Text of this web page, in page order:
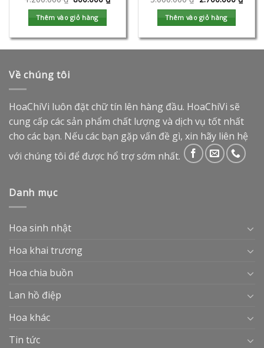
Thêm vào giỏ hàng Thêm vào giỏ hàng
Về chúng tôi
HoaChiVi luôn đặt chữ tín lên hàng đầu. HoaChiVi sẽ
cung cấp các sản phẩm chất lượng và dịch vụ tốt nhất
cho các bạn. Nếu các bạn gặp vấn đề gì, xin hãy liên hệ
với chúng tôi để được hổ trợ sớm nhất.
Danh mục
Hoa sinh nhật
Hoa khai trương
Hoa chia buồn
Lan hồ điệp
Hoa khác
Tin tức